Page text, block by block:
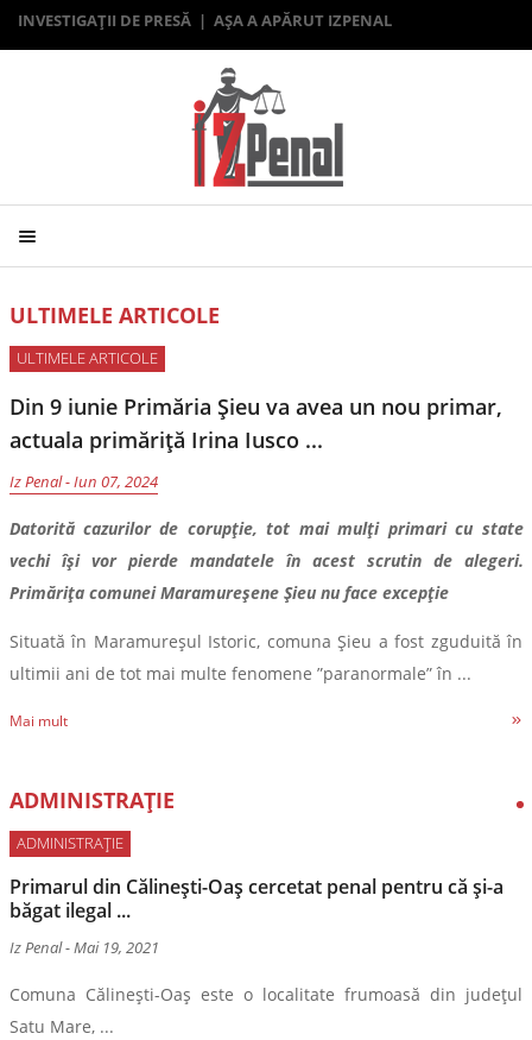
INVESTIGAȚII DE PRESĂ | AȘA A APĂRUT IZPENAL
ULTIMELE ARTICOLE
ULTIMELE ARTICOLE
Din 9 iunie Primăria Șieu va avea un nou primar,
actuala primăriță Irina Iusco ...
Iz Penal-Iun 07, 2024
Datorită cazurilor de corupție, tot mai mulți primari cu state
vechi își vor pierde mandatele în acest scrutin de alegeri.
Primărița comunei Maramureșene Șieu nu face excepție
Situată în Maramureșul Istoric, comuna Șieu a fost zguduită în
ultimii ani de tot mai multe fenomene ”paranormale” în ...
Mai mult
ADMINISTRAȚIE
ADMINISTRAȚIE
Primarul din Călinești-Oaș cercetat penal pentru că și-a
băgat ilegal ...
Iz Penal-Mai 19, 2021
Comuna Călinești-Oaș este o localitate frumoasă din județul
Satu Mare, ...